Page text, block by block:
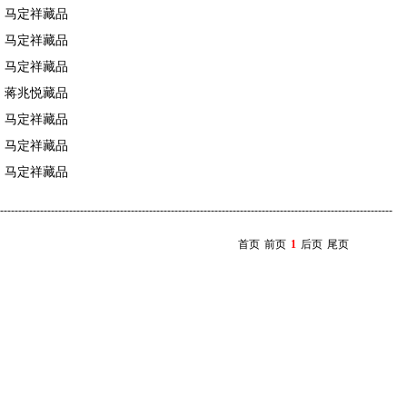
马定祥藏品
马定祥藏品
马定祥藏品
蒋兆悦藏品
马定祥藏品
马定祥藏品
马定祥藏品
------------------------------------------------------------------------------------------------------------
首页 前页 1 后页 尾页